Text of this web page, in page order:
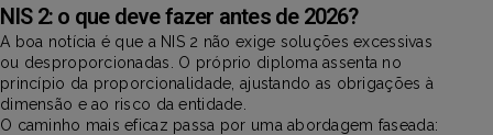
NIS 2: o que deve fazer antes de 2026?
A boa notícia é que a NIS 2 não exige soluções excessivas
ou desproporcionadas. O próprio diploma assenta no
princípio da proporcionalidade, ajustando as obrigações à
dimensão e ao risco da entidade.
O caminho mais eficaz passa por uma abordagem faseada: